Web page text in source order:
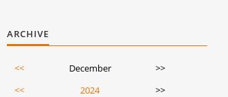
ARCHIVE
<< December
>>
<<
2024
>>